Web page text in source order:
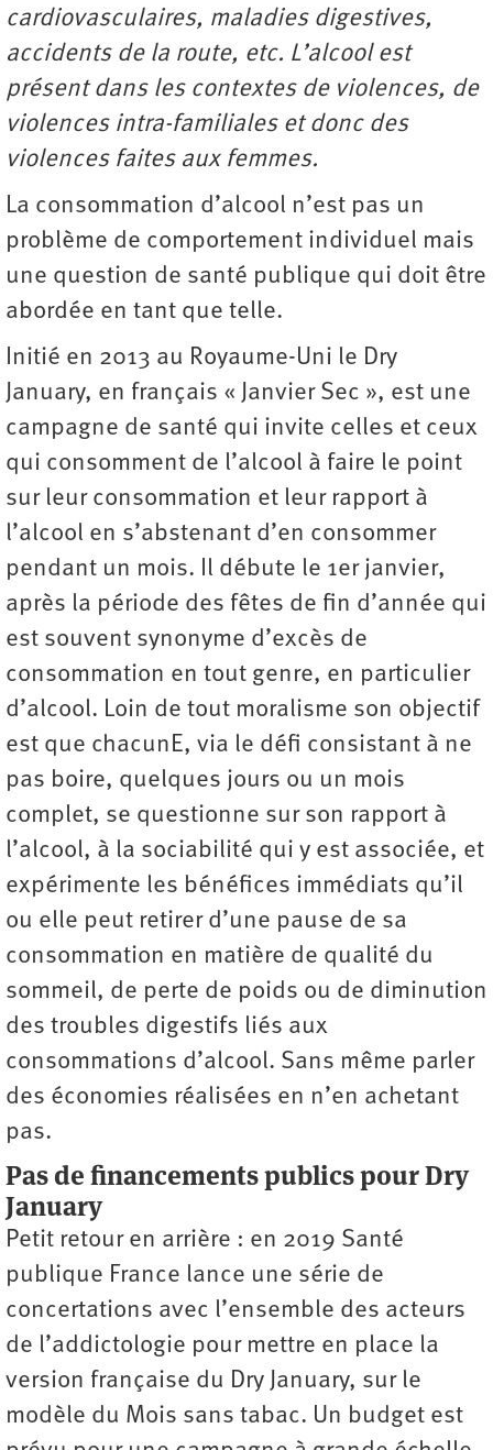
cardiovasculaires, maladies digestives,
accidents de la route, etc. L’alcool est
présent dans les contextes de violences, de
violences intra-familiales et donc des
violences faites aux femmes.
La consommation d’alcool n’est pas un
problème de comportement individuel mais
une question de santé publique qui doit être
abordée en tant que telle.
Initié en 2013 au Royaume-Uni le Dry
January, en français « Janvier Sec », est une
campagne de santé qui invite celles et ceux
qui consomment de l’alcool à faire le point
sur leur consommation et leur rapport à
l’alcool en s’abstenant d’en consommer
pendant un mois. Il débute le 1er janvier,
après la période des fêtes de fin d’année qui
est souvent synonyme d’excès de
consommation en tout genre, en particulier
d’alcool. Loin de tout moralisme son objectif
est que chacunE, via le défi consistant à ne
pas boire, quelques jours ou un mois
complet, se questionne sur son rapport à
l’alcool, à la sociabilité qui y est associée, et
expérimente les bénéfices immédiats qu’il
ou elle peut retirer d’une pause de sa
consommation en matière de qualité du
sommeil, de perte de poids ou de diminution
des troubles digestifs liés aux
consommations d’alcool. Sans même parler
des économies réalisées en n’en achetant
pas.
Pas de financements publics pour Dry
January
Petit retour en arrière : en 2019 Santé
publique France lance une série de
concertations avec l’ensemble des acteurs
de l’addictologie pour mettre en place la
version française du Dry January, sur le
modèle du Mois sans tabac. Un budget est